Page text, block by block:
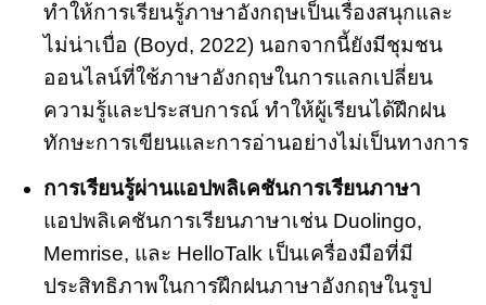
ทำให้การเรียนรู้ภาษาอังกฤษเป็นเรื่องสนุกและ
ไม่น่าเบื่อ (Boyd, 2022) นอกจากนี้ยังมีชุมชน
ออนไลน์ที่ใช้ภาษาอังกฤษในการแลกเปลี่ยน
ความรู้และประสบการณ์ ทำให้ผู้เรียนได้ฝึกฝน
ทักษะการเขียนและการอ่านอย่างไม่เป็นทางการ
การเรียนรู้ผ่านแอปพลิเคชันการเรียนภาษา
แอปพลิเคชันการเรียนภาษาเช่น Duolingo,
Memrise, และ HelloTalk เป็นเครื่องมือที่มี
ประสิทธิภาพในการฝึกฝนภาษาอังกฤษในรูป